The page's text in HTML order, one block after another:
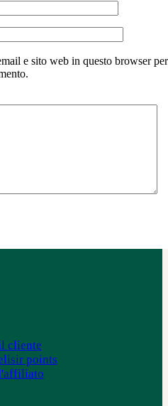
e sito web in questo browser
cliente
points